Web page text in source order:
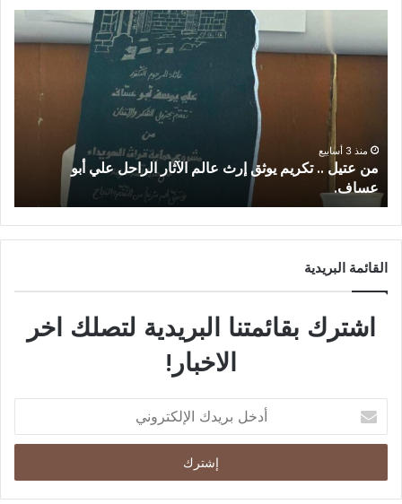
27/06/2026
الملاذ الرقمي…جغرافيا العتمة واقتصاد النجاة في السويداء.
القائمة البريدية
اشترك بقائمتنا البريدية لتصلك اخر
الاخبار!